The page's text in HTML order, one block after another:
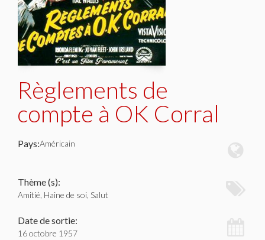
Règlements de
compte à OK Corral
Pays:Américain
Thème (s):
Amitié, Haine de soi, Salut
Date de sortie:
16 octobre 1957